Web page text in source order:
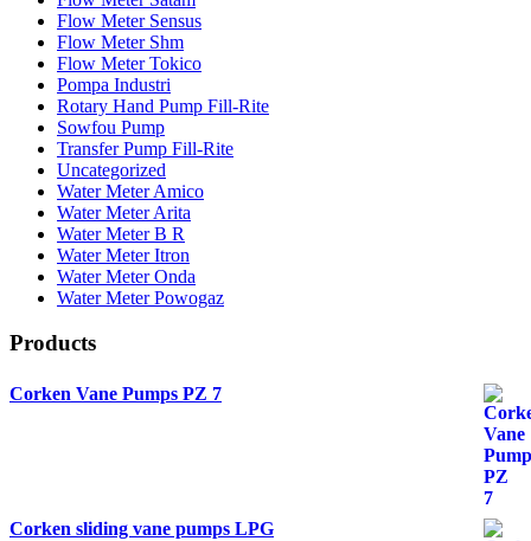
Flow Meter Sensus
Flow Meter Shm
Flow Meter Tokico
Pompa Industri
Rotary Hand Pump Fill-Rite
Sowfou Pump
Transfer Pump Fill-Rite
Uncategorized
Water Meter Amico
Water Meter Arita
Water Meter B R
Water Meter Itron
Water Meter Onda
Water Meter Powogaz
Products
Corken Vane Pumps PZ 7
Corken sliding vane pumps LPG